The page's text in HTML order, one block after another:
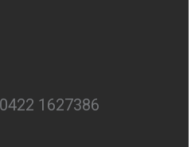
1627386